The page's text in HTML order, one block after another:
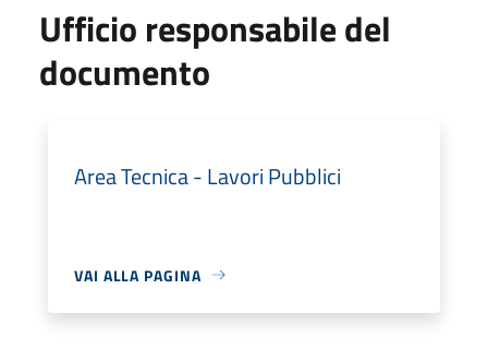
Ufficio responsabile del
documento
Area Tecnica - Lavori Pubblici
VAI ALLA PAGINA